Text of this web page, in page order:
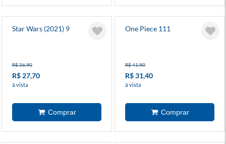
Star Wars (2021) 9
R$ 36,90
R$ 27,70
à vista
One Piece 111
R$ 41,90
R$ 31,40
à vista